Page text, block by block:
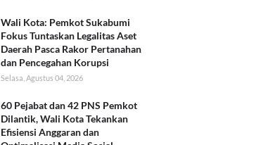
Wali Kota: Pemkot Sukabumi
Fokus Tuntaskan Legalitas Aset
Daerah Pasca Rakor Pertanahan
dan Pencegahan Korupsi
Selasa, Agustus 04, 2026
60 Pejabat dan 42 PNS Pemkot
Dilantik, Wali Kota Tekankan
Efisiensi Anggaran dan